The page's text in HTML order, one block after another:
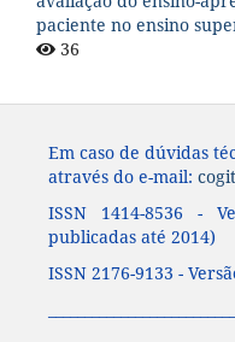
paciente no ensino
36
Em caso de dúvidas
através do e-mail:
ISSN 1414-8536 -
publicadas até 2014)
ISSN 2176-9133 -